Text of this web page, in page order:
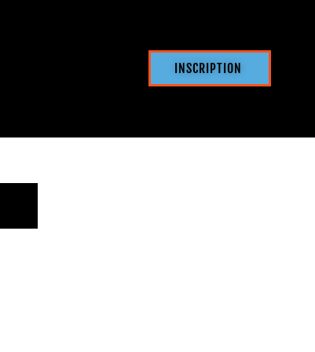
INSCRIPTION